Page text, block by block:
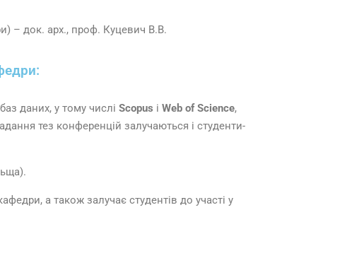
– док. арх., проф. Куцевич В.В.
даних, у тому числі Scopus і Web of Science,
тез конференцій залучаються і студенти-
а також залучає студентів до участі у